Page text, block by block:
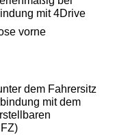
mit 4Drive
vorne
dem Fahrersitz
mit dem